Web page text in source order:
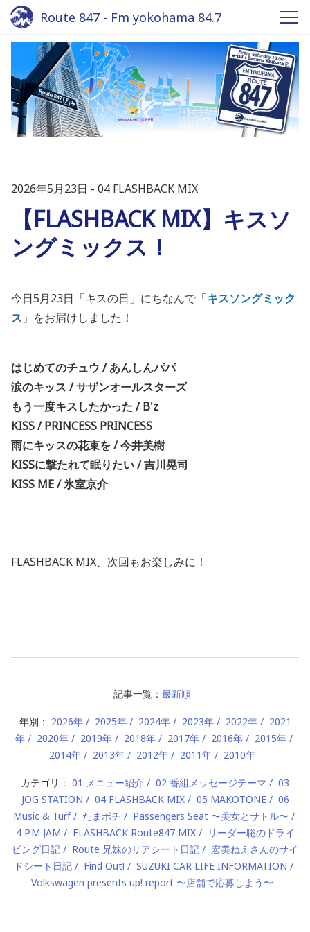
Route 847 - Fm yokohama 84.7
2026年5月23日 04 FLASHBACK MIX
【FLASHBACK MIX】キスソ
ングミックス！
今日5月23日「キスの日」にちなんで 「キスソングミック
ス 」をお届けしました ！
はじめてのチュウ /あんしんパパ
涙のキッス /サザンオールスターズ
もう一度キスしたかった / B'z
KISS / PRINCESS PRINCESS
雨にキッスの花束を /今井美樹
KISSに撃たれて眠りたい/吉川晃司
KISS ME / 氷室京介
FLASHBACK MIX、次回もお楽しみに！
記事一覧： 最新順
年別： 2026年 2025年 2024年 2023年 2022年
2021
年
2020年 2019年 2018年 2017年 2016年
2015年
2014年
2013年 2012年 2011年 2010年
カテゴリ： 01 メニュー紹介 02 番組メッセージテーマ
03
JOG STATION
04 FLASHBACK MIX 05 MAKOTONE
06
Music & Turf
たまポチ
Passengers Seat 〜美女とサトル〜
4 P.M JAM
FLASHBACK Route847 MIX
リーダー聡のドライ
ビング日記
Route 兄妹のリアシート日記
宏美ねえさんのサイ
ドシート日記
Find Out!
SUZUKI CAR LIFE INFORMATION
Volkswagen presents up! report 〜店舗で応募しよう〜